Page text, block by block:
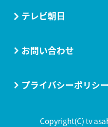
テレビ朝日
お問い合わせ
プライバシーポリシー
Copyright(C) tv